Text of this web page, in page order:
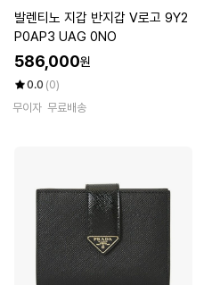
발렌티노 지갑 반지갑 V로고 9Y2
P0AP3 UAG 0NO
586,000원
0.0 (0)
무이자 무료배송